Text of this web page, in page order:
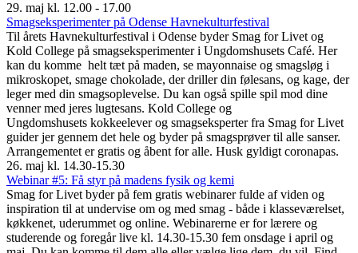
29. maj kl. 12.00 - 17.00
Smagseksperimenter på Odense Havnekulturfestival
Til årets Havnekulturfestival i Odense byder Smag for Livet og
Kold College på smagseksperimenter i Ungdomshusets Café. Her
kan du komme helt tæt på maden, se mayonnaise og smagsløg i
mikroskopet, smage chokolade, der driller din følesans, og kage, der
leger med din smagsoplevelse. Du kan også spille spil mod dine
venner med jeres lugtesans. Kold College og
Ungdomshusets kokkeelever og smagseksperter fra Smag for Livet
guider jer gennem det hele og byder på smagsprøver til alle sanser.
Arrangementet er gratis og åbent for alle. Husk gyldigt coronapas.
26. maj kl. 14.30-15.30
Webinar #5: Få styr på madens fysik og kemi
Smag for Livet byder på fem gratis webinarer fulde af viden og
inspiration til at undervise om og med smag - både i klasseværelset,
køkkenet, uderummet og online. Webinarerne er for lærere og
studerende og foregår live kl. 14.30-15.30 fem onsdage i april og